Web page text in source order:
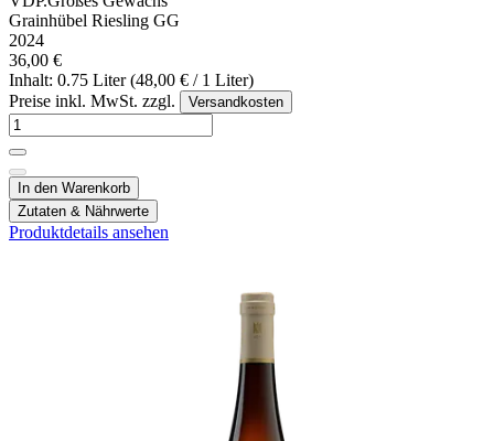
Grainhübel Riesling GG
2024
36,00 €
Inhalt: 0.75 Liter (48,00 € / 1 Liter)
Preise inkl. MwSt. zzgl.
Versandkosten
In den Warenkorb
Zutaten & Nährwerte
Produktdetails ansehen